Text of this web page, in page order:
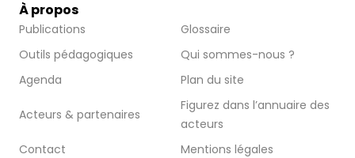
À propos
Publications
Glossaire
Outils pédagogiques
Qui sommes-nous ?
Agenda
Plan du site
Acteurs & partenaires
Figurez dans l’annuaire des
acteurs
Contact
Mentions légales